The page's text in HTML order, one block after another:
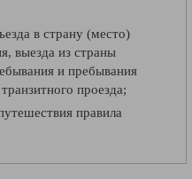
в страну (место)
выезда из страны
и пребывания
проезда;
правила